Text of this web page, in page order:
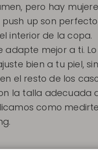
pero hay
up son
interior de la copa.
adapte mejor a ti. Lo
bien a tu piel, sin
el resto de los
la talla adecuada
como